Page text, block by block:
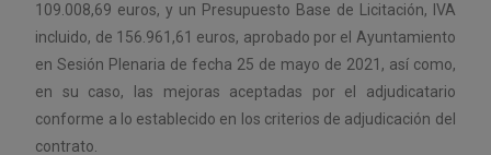
109.008,69 euros, y un Presupuesto Base de Licitación, IVA
incluido, de 156.961,61 euros, aprobado por el Ayuntamiento
en Sesión Plenaria de fecha 25 de mayo de 2021, así como,
en su caso, las mejoras aceptadas por el adjudicatario
conforme a lo establecido en los criterios de adjudicación del
contrato.